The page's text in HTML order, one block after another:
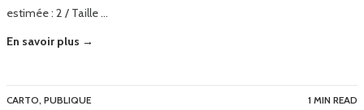
estimée : 2 / Taille …
En savoir plus →
CARTO, PUBLIQUE 1 MIN READ